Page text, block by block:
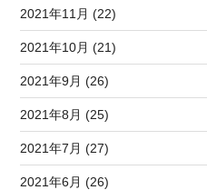
2021年11月 (22)
2021年10月 (21)
2021年9月 (26)
2021年8月 (25)
2021年7月 (27)
2021年6月 (26)